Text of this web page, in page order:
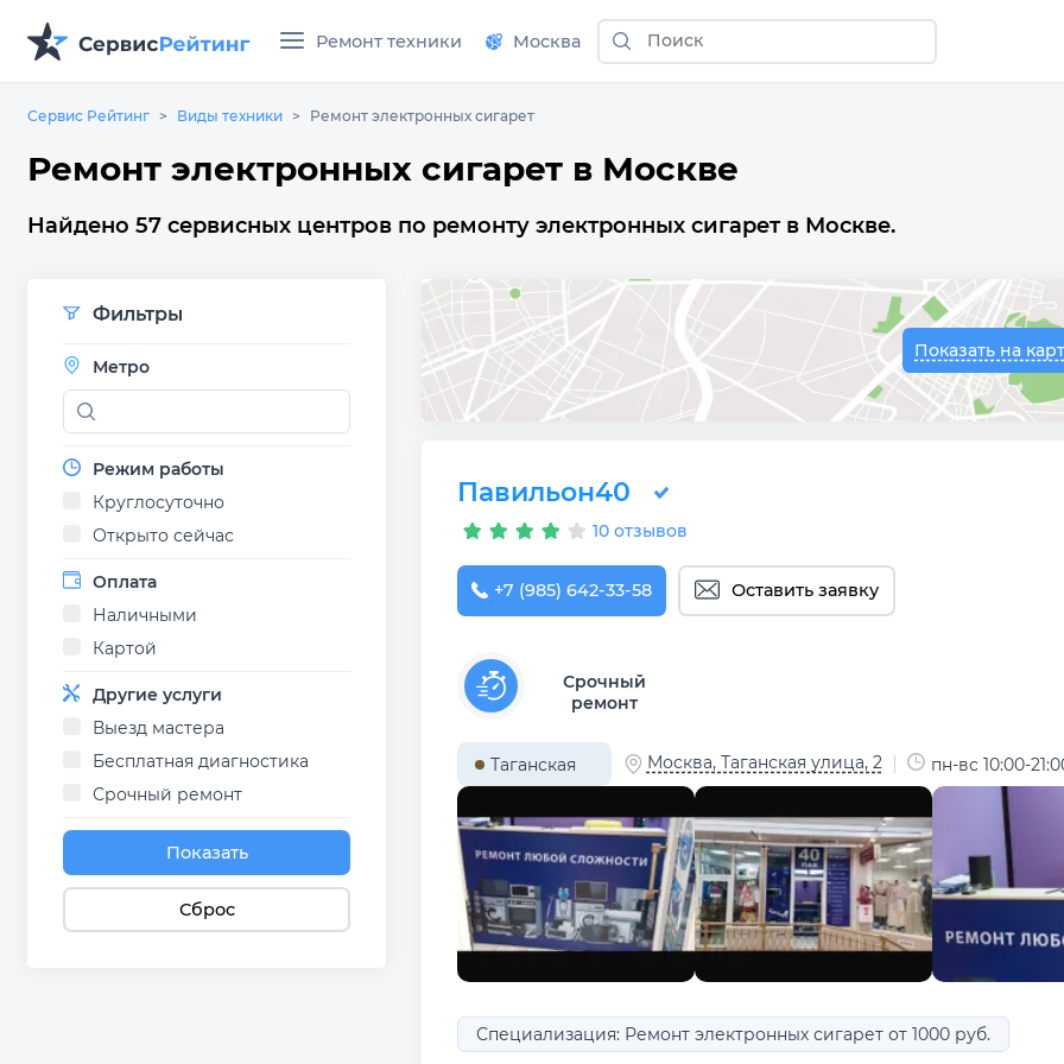
Ремонт техники Москва
Сервис Рейтинг Виды техники Ремонт электронных сигарет
Ремонт электронных сигарет в Москве
Найдено 57 сервисных центров по ремонту электронных сигарет в Москве.
Фильтры
Метро
Режим работы
Круглосуточно
Открыто сейчас
Оплата
Наличными
Картой
Другие услуги
Выезд мастера
Бесплатная диагностика
Срочный ремонт
Показать
Сброс
Показать на
Павильон40
10 отзывов
+7 (985) 642-33-58 Оставить заявку
Срочный
ремонт
Таганская Москва, Таганская улица, 2 пн-вс 10:00-
Специализация: Ремонт электронных сигарет от 1000 руб.